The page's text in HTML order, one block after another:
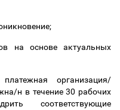
на основе актуальных
организация/
н в течение 30 рабочих
соответствующие